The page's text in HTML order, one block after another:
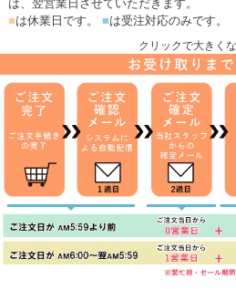
は、翌営業日させていただきます。
■は休業日です。 ■は受注対応のみです。
クリックで大きく